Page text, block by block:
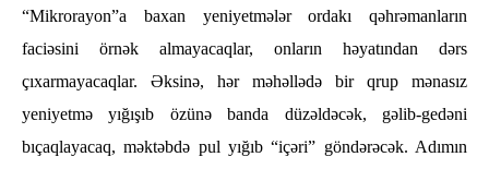
“Mikrorayon”a baxan yeniyetmələr ordakı qəhrəmanların
faciəsini örnək almayacaqlar, onların həyatından dərs
çıxarmayacaqlar. Əksinə, hər məhəllədə bir qrup mənasız
yeniyetmə yığışıb özünə banda düzəldəcək, gəlib-gedəni
bıçaqlayacaq, məktəbdə pul yığıb “içəri” göndərəcək. Adımın